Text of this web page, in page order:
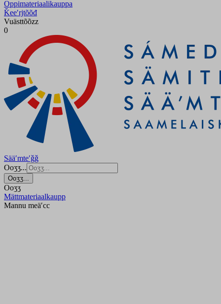
Oppimateriaalikauppa
Ǩeeʹrjtõõđ
Vuästtõõzz
0
Sääʹmteʹǧǧ
Ooʒʒ...
Ooʒʒ...
Ooʒʒ
Mättmateriaalkaupp
Mannu meäʹcc